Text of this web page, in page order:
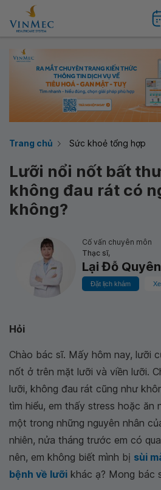
Trang chủ Sức khoẻ tổng hợp
Lưỡi nổi nốt bất
không đau rát có
không?
Cố vấn chuyên môn
Thạc sĩ,
Lại Đỗ Quyên
Đặt lịch khám
Hỏi
Chào bác sĩ. Mấy hôm nay, lưỡi
nốt ở trên mặt lưỡi và viền lưỡi.
lưỡi, không đau rát cũng như
tìm hiểu, em thấy stress hoặc ăn
một trong những nguyên nhân
nhiên, nửa tháng trước em có
nên, em không biết mình bị sùi
bệnh về lưỡi khác ạ? Mong bác